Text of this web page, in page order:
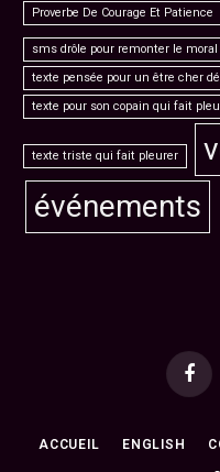
Proverbe De Courage Et Patience
sms drôle pour remonter le moral
texte pensée pour un être cher
texte pour son copain qui fait
texte triste qui fait pleurer
événements
ACCUEIL ENGLISH